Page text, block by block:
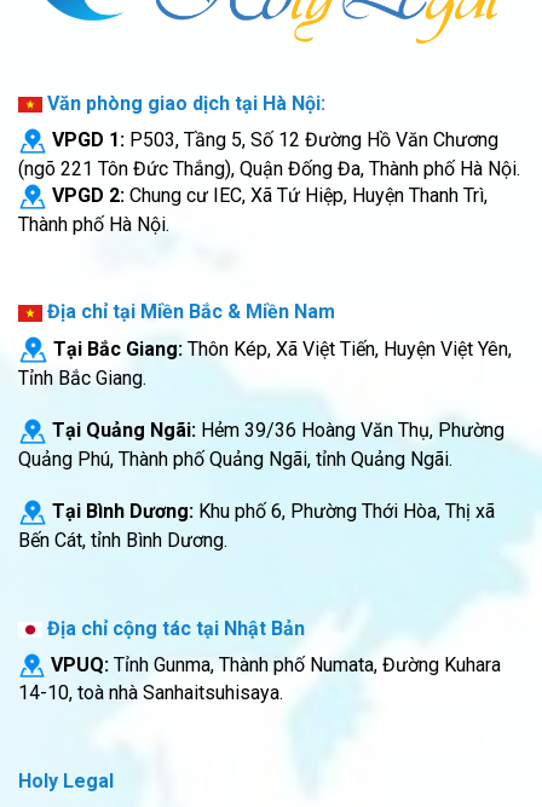
Văn phòng giao dịch tại Hà Nội:
VPGD 1: P503, Tầng 5, Số 12 Đường Hồ Văn Chương
(ngõ 221 Tôn Đức Thắng), Quận Đống Đa, Thành phố Hà Nội.
VPGD 2: Chung cư IEC, Xã Tứ Hiệp, Huyện Thanh Trì,
Thành phố Hà Nội.
Địa chỉ tại Miền Bắc & Miền Nam
Tại Bắc Giang: Thôn Kép, Xã Việt Tiến, Huyện Việt Yên,
Tỉnh Bắc Giang.
Tại Quảng Ngãi: Hẻm 39/36 Hoàng Văn Thụ, Phường
Quảng Phú, Thành phố Quảng Ngãi, tỉnh Quảng Ngãi.
Tại Bình Dương: Khu phố 6, Phường Thới Hòa, Thị xã
Bến Cát, tỉnh Bình Dương.
Địa chỉ cộng tác tại Nhật Bản
VPUQ: Tỉnh Gunma, Thành phố Numata, Đường Kuhara
14-10, toà nhà Sanhaitsuhisaya.
Holy Legal